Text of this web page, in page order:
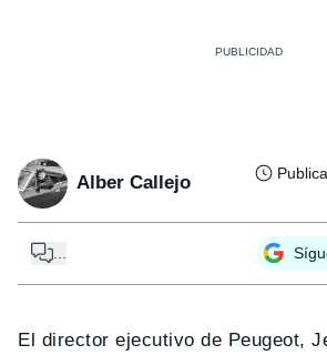
Alber Callejo
El director ejecutivo de Peugeot,